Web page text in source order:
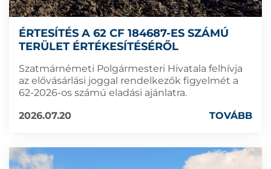
ÉRTESÍTÉS A 62 CF 184687-ES SZÁMÚ
TERÜLET ÉRTÉKESÍTÉSÉRŐL
Szatmárnémeti Polgármesteri Hivatala felhívja
az elővásárlási joggal rendelkezők figyelmét a
62-2026-os számú eladási ajánlatra.
2026.07.20
TOVÁBB